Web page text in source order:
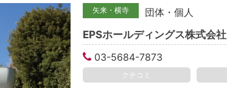
矢来・横寺 団体・個人
EPSホールディングス株式会社
03-5684-7873
クチコミ